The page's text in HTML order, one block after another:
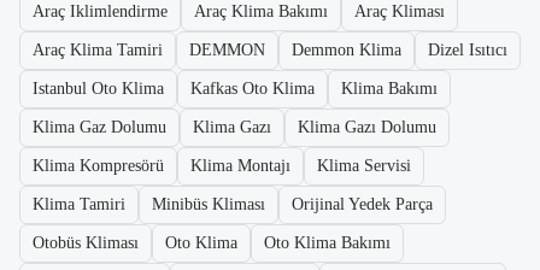
Araç Iklimlendirme Araç Klima Bakımı Araç Kliması
Araç Klima Tamiri DEMMON Demmon Klima Dizel Isıtıcı
Istanbul Oto Klima Kafkas Oto Klima Klima Bakımı
Klima Gaz Dolumu Klima Gazı Klima Gazı Dolumu
Klima Kompresörü Klima Montajı Klima Servisi
Klima Tamiri Minibüs Kliması Orijinal Yedek Parça
Otobüs Kliması Oto Klima Oto Klima Bakımı